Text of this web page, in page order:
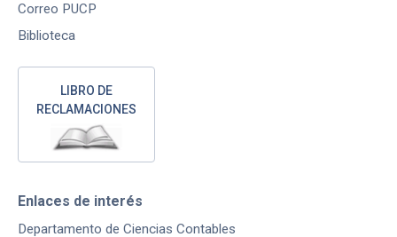
Correo PUCP
Biblioteca
LIBRO DE
RECLAMACIONES
Enlaces de interés
Departamento de Ciencias Contables